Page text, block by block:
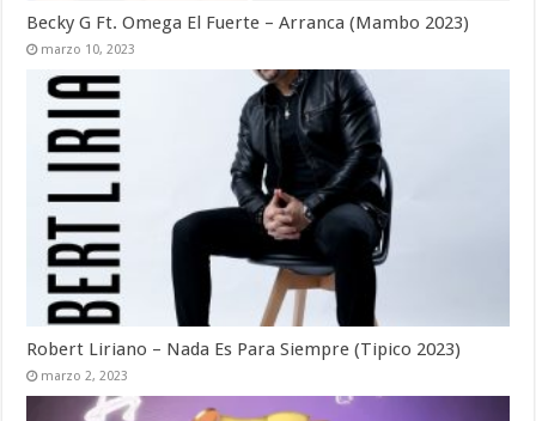
Becky G Ft. Omega El Fuerte – Arranca (Mambo 2023)
marzo 10, 2023
Robert Liriano – Nada Es Para Siempre (Tipico 2023)
marzo 2, 2023